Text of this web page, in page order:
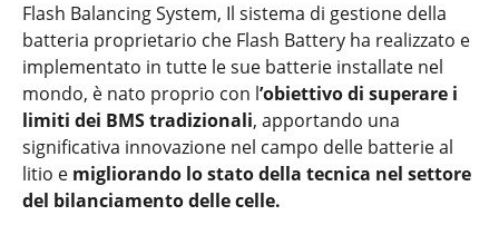
Flash Balancing System, Il sistema di gestione della
batteria proprietario che Flash Battery ha realizzato e
implementato in tutte le sue batterie installate nel
mondo, è nato proprio con l’obiettivo di superare i
limiti dei BMS tradizionali, apportando una
significativa innovazione nel campo delle batterie al
litio e migliorando lo stato della tecnica nel settore
del bilanciamento delle celle.